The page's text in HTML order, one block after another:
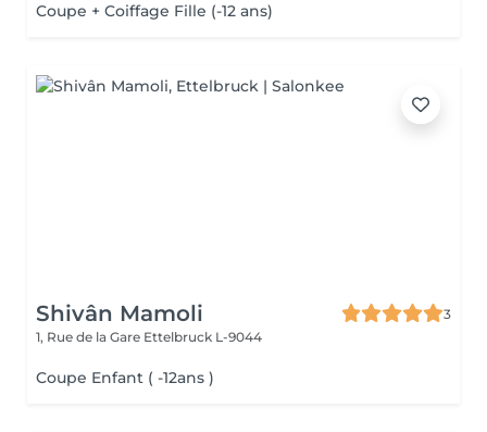
Coupe + Coiffage Fille (-12 ans)
Shivân Mamoli
3
1, Rue de la Gare Ettelbruck L-9044
Coupe Enfant ( -12ans )